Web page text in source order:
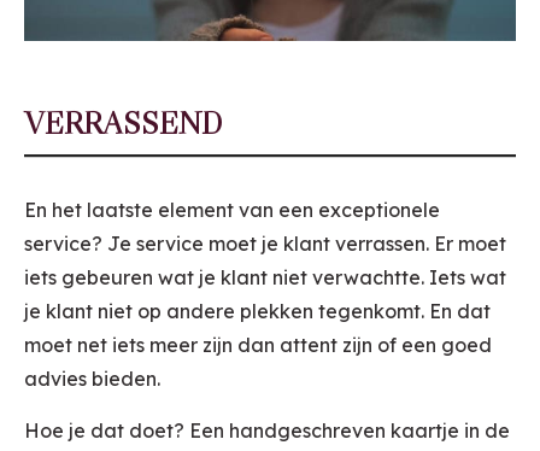
VERRASSEND
En het laatste element van een exceptionele
service? Je service moet je klant verrassen. Er moet
iets gebeuren wat je klant niet verwachtte. Iets wat
je klant niet op andere plekken tegenkomt. En dat
moet net iets meer zijn dan attent zijn of een goed
advies bieden.
Hoe je dat doet? Een handgeschreven kaartje in de